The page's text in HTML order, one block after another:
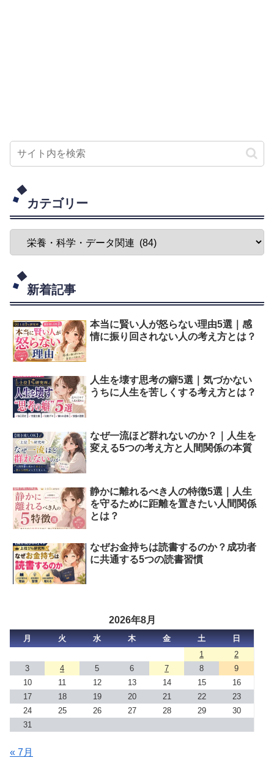
カテゴリー
新着記事
本当に賢い人が怒らない理由5選｜感
情に振り回されない人の考え方とは？
人生を壊す思考の癖5選｜気づかない
うちに人生を苦しくする考え方とは？
なぜ一流ほど群れないのか？｜人生を
変える5つの考え方と人間関係の本質
静かに離れるべき人の特徴5選｜人生
を守るために距離を置きたい人間関係
とは？
なぜお金持ちは読書するのか？成功者
に共通する5つの読書習慣
2026年8月
月 火 水 木 金 土
日
1
2
3
4 5 6 7 8
9
10
11 12 13 14 15
16
17
18 19 20 21 22
23
24
25 26 27 28 29
30
31
« 7月